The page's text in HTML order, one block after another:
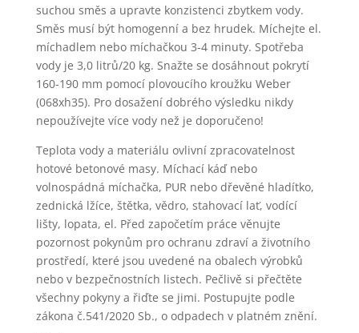
suchou směs a upravte konzistenci zbytkem vody.
Směs musí být homogenní a bez hrudek. Míchejte el.
míchadlem nebo míchačkou 3-4 minuty. Spotřeba
vody je 3,0 litrů/20 kg. Snažte se dosáhnout pokrytí
160-190 mm pomocí plovoucího kroužku Weber
(068xh35). Pro dosažení dobrého výsledku nikdy
nepoužívejte více vody než je doporučeno!
Teplota vody a materiálu ovlivní zpracovatelnost
hotové betonové masy. Míchací káď nebo
volnospádná míchačka, PUR nebo dřevěné hladítko,
zednická lžíce, štětka, vědro, stahovací lať, vodící
lišty, lopata, el. Před započetím práce věnujte
pozornost pokynům pro ochranu zdraví a životního
prostředí, které jsou uvedené na obalech výrobků
nebo v bezpečnostních listech. Pečlivě si přečtěte
všechny pokyny a řiďte se jimi. Postupujte podle
zákona č.541/2020 Sb., o odpadech v platném znění.